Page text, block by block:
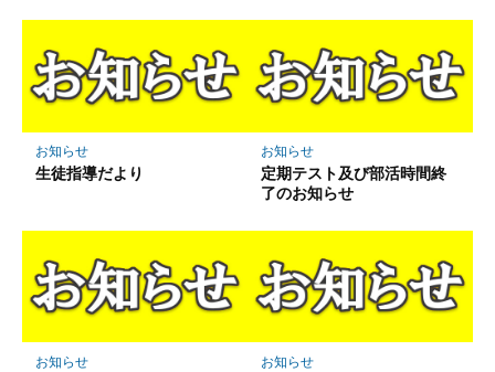
お知らせ
生徒指導だより
お知らせ
定期テスト及び部活時間終
了のお知らせ
お知らせ お知らせ